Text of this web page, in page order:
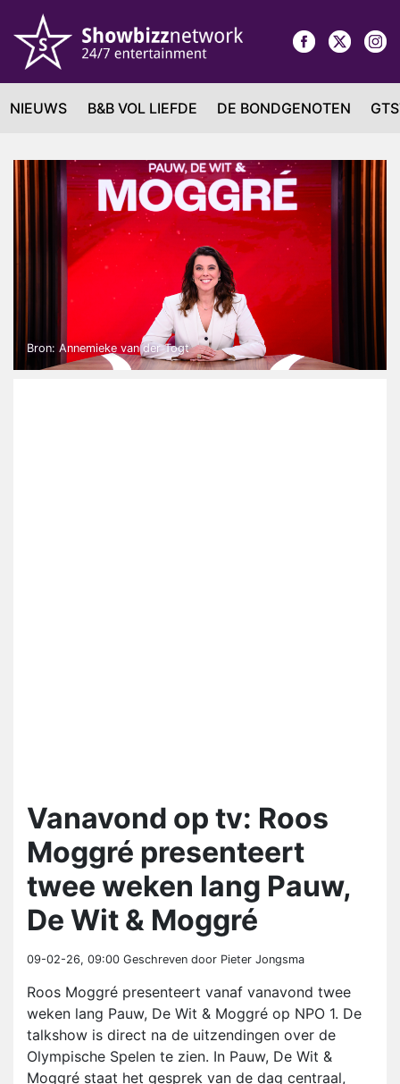
NIEUWS B&B VOL LIEFDE DE BONDGENOTEN
Bron: Annemieke van der Togt
Vanavond op tv: Roos
Moggré presenteert
twee weken lang Pauw,
De Wit & Moggré
09-02-26, 09:00 Geschreven door Pieter Jongsma
Roos Moggré presenteert vanaf vanavond twee
weken lang Pauw, De Wit & Moggré op NPO 1. De
talkshow is direct na de uitzendingen over de
Olympische Spelen te zien. In Pauw, De Wit &
Moggré staat het gesprek van de dag centraal,